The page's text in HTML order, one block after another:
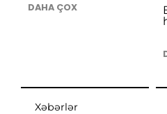
DAHA ÇOX
Xəbərlər